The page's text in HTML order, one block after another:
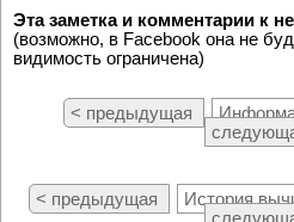
Эта заметка и комментарии к
(возможно, в Facebook она не
видимость ограничена)
< предыдущая
< предыдущая
История